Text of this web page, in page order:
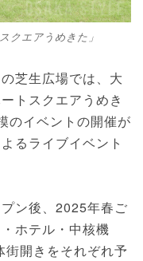
クエアうめきた」
芝生広場では、大
トスクエアうめき
のイベントの開催が
るライブイベント
ン後、2025年春ご
ホテル・中核機
開きをそれぞれ予